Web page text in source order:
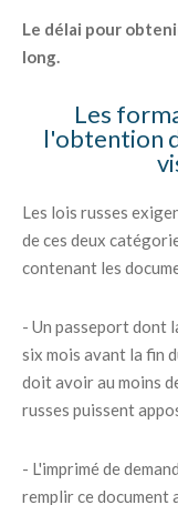
Le délai pour
long.
Les
l'obtention
Les lois russes
de ces deux
contenant les
- Un passeport dont
six mois avant la fin
doit avoir au moins
russes puissent
- L'imprimé de
remplir ce document